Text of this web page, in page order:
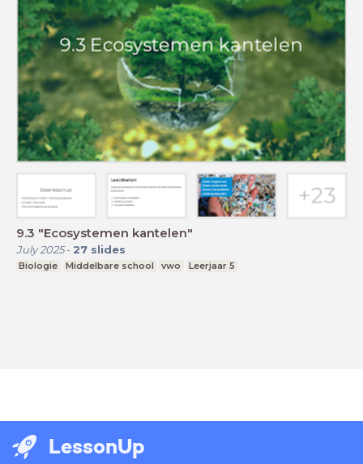
9.3 "Ecosystemen kantelen"
July 2025- 27 slides
Biologie Middelbare school vwo Leerjaar 5
LessonUp